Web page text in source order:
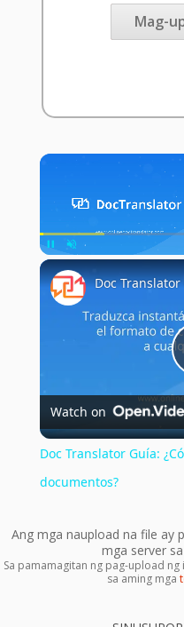
Mag-
PauseUnmute
Watch on
Doc Translator Guía:
documentos?
Ang mga naupload na file ay
mga server
Sa pamamagitan ng pag-upload
sa aming mga